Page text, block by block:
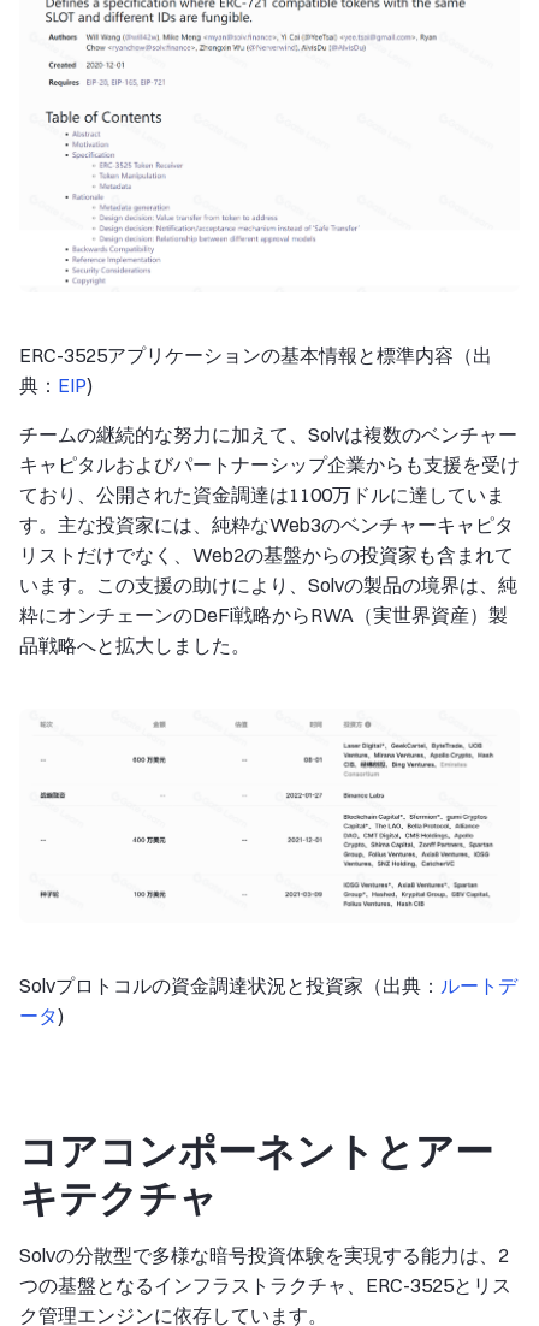
ERC-3525アプリケーションの基本情報と標準内容（出
典： EIP)
チームの継続的な努力に加えて、Solvは複数のベンチャー
キャピタルおよびパートナーシップ企業からも支援を受け
ており、公開された資金調達は1100万ドルに達していま
す。主な投資家には、純粋なWeb3のベンチャーキャピタ
リストだけでなく、Web2の基盤からの投資家も含まれて
います。この支援の助けにより、Solvの製品の境界は、純
粋にオンチェーンのDeFi戦略からRWA（実世界資産）製
品戦略へと拡大しました。
Solvプロトコルの資金調達状況と投資家（出典： ルートデ
ータ)
コアコンポーネントとアー
キテクチャ
Solvの分散型で多様な暗号投資体験を実現する能力は、2
つの基盤となるインフラストラクチャ、ERC-3525とリス
ク管理エンジンに依存しています。